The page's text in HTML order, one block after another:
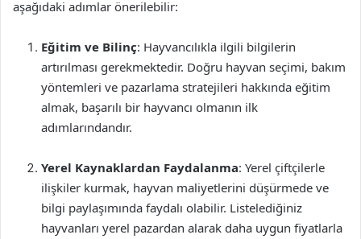
aşağıdaki adımlar önerilebilir:
Eğitim ve Bilinç: Hayvancılıkla ilgili bilgilerin
artırılması gerekmektedir. Doğru hayvan seçimi, bakım
yöntemleri ve pazarlama stratejileri hakkında eğitim
almak, başarılı bir hayvancı olmanın ilk
adımlarındandır.
Yerel Kaynaklardan Faydalanma: Yerel çiftçilerle
ilişkiler kurmak, hayvan maliyetlerini düşürmede ve
bilgi paylaşımında faydalı olabilir. Listelediğiniz
hayvanları yerel pazardan alarak daha uygun fiyatlarla